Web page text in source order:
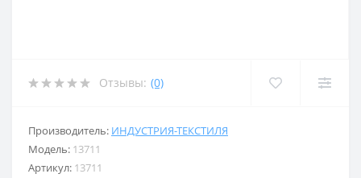
Отзывы: (0)
Производитель: ИНДУСТРИЯ-ТЕКСТИЛЯ
Модель: 13711
Артикул: 13711